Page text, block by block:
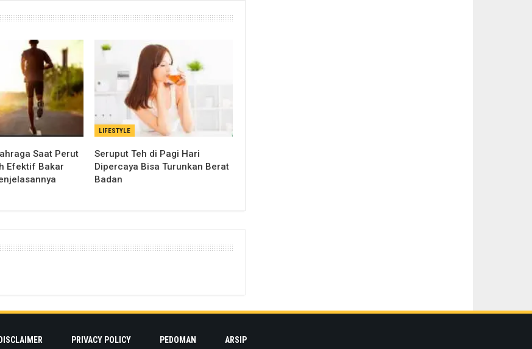
Saat Perut
Efektif Bakar
LIFESTYLE
Seruput Teh di Pagi Hari
Dipercaya Bisa Turunkan Berat
Badan
DISCLAIMER PRIVACY POLICY PEDOMAN ARSIP